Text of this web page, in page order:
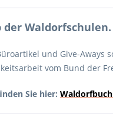
Waldorfschulen.
und Give-Aways
vom Bund der
Sie hier: